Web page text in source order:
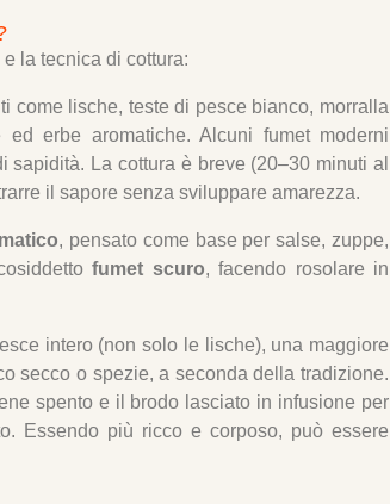
la tecnica di cottura:
come lische, teste di pesce bianco, morralla
erbe aromatiche. Alcuni fumet moderni
La cottura è breve (20–30 minuti al
il sapore senza sviluppare amarezza.
, pensato come base per salse, zuppe,
fumet scuro, facendo rosolare in
intero (non solo le lische), una maggiore
secco o spezie, a seconda della tradizione.
spento e il brodo lasciato in infusione per
Essendo più ricco e corposo, può essere